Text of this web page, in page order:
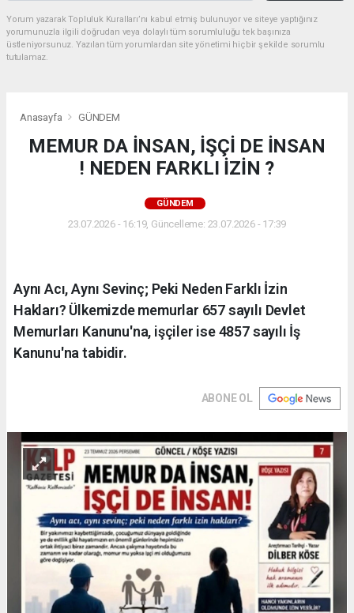
Yorum yazarak Topluluk Kuralları’nı kabul etmiş bulunuyor ve siteye yaptığınız
yorumunuzla ilgili doğrudan veya dolaylı tüm sorumluluğu tek başınıza
üstleniyorsunuz. Yazılan tüm yorumlardan site yönetimi hiçbir şekilde sorumlu
tutulamaz.
Anasayfa GÜNDEM
MEMUR DA İNSAN, İŞÇİ DE İNSAN
! NEDEN FARKLI İZİN ?
GÜNDEM
23.07.2026 - 16:19, Güncelleme: 23.07.2026 - 17:39
Aynı Acı, Aynı Sevinç; Peki Neden Farklı İzin
Hakları? Ülkemizde memurlar 657 sayılı Devlet
Memurları Kanunu'na, işçiler ise 4857 sayılı İş
Kanunu'na tabidir.
ABONE OL